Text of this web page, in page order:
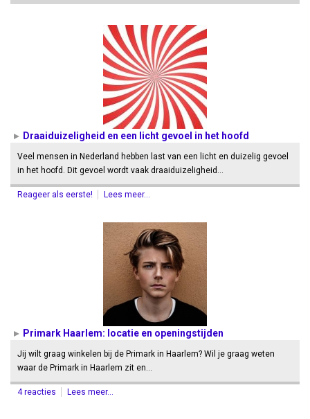
Draaiduizeligheid en een licht gevoel in het hoofd
Veel mensen in Nederland hebben last van een licht en duizelig gevoel
in het hoofd. Dit gevoel wordt vaak draaiduizeligheid…
Reageer als eerste! Lees meer...
Primark Haarlem: locatie en openingstijden
Jij wilt graag winkelen bij de Primark in Haarlem? Wil je graag weten
waar de Primark in Haarlem zit en…
4 reacties Lees meer...